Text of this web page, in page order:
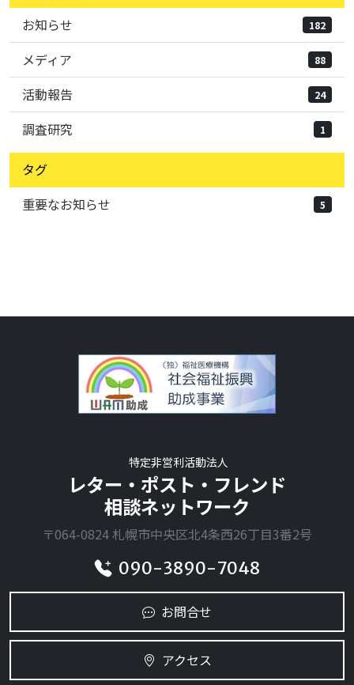
お知らせ
182
メディア 88
活動報告 24
調査研究 1
タグ
重要なお知らせ
5
特定非営利活動法人
レター・ポスト・フレンド
相談ネットワーク
〒064-0824 札幌市中央区北4条西26丁目3番2号
090-3890-7048
お問合せ
アクセス